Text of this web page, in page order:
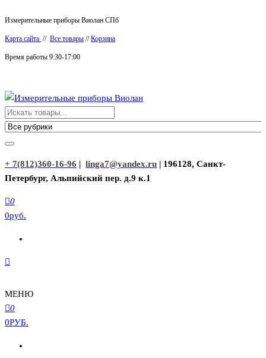
к
содержимому
Измерительные приборы Виолан СПб
Карта сайта // Все товары //Корзина
Время работы 9:30-17:00
Измерительные приборы Виолан
+ 7(812)360-16-96 | linga7@yandex.ru | 196128, Санкт-
Петербург, Альпийский пер. д.9 к.1
0
0руб.
МЕНЮ
0
0РУБ.